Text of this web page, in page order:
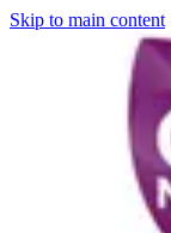
Skip to main content